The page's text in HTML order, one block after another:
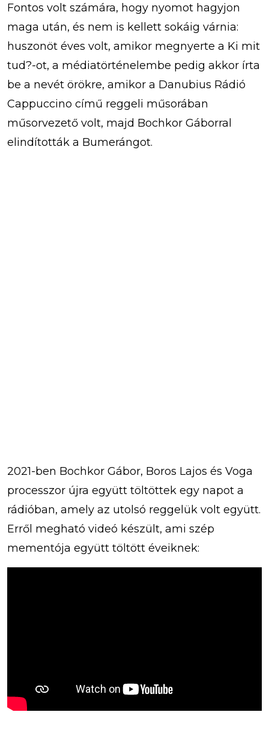
Fontos volt számára, hogy nyomot hagyjon
maga után, és nem is kellett sokáig várnia:
huszonöt éves volt, amikor megnyerte a Ki mit
tud?-ot, a médiatörténelembe pedig akkor írta
be a nevét örökre, amikor a Danubius Rádió
Cappuccino című reggeli műsorában
műsorvezető volt, majd Bochkor Gáborral
elindították a Bumerángot.
2021-ben Bochkor Gábor, Boros Lajos és Voga
processzor újra együtt töltöttek egy napot a
rádióban, amely az utolsó reggelük volt együtt.
Erről megható videó készült, ami szép
mementója együtt töltött éveiknek: